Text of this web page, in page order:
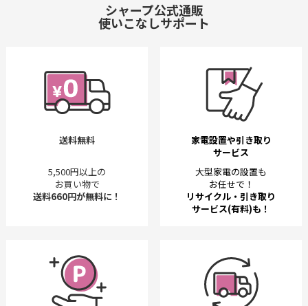
シャープ公式通販
使いこなしサポート
送料無料
5,500円以上の
お買い物で
送料660円が無料に！
家電設置や引き取り
サービス
大型家電の設置も
お任せで！
リサイクル・引き取り
サービス(有料)も！